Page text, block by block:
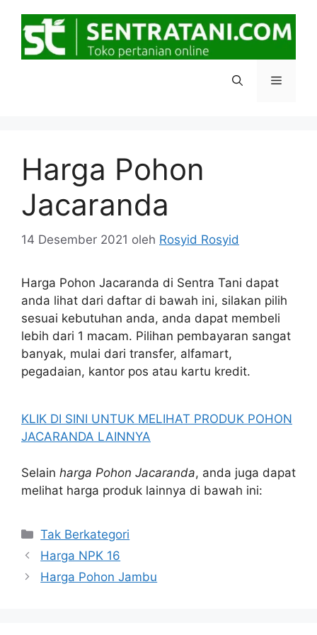
Menu
Harga Pohon
Jacaranda
14 Desember 2021 oleh Rosyid Rosyid
Harga Pohon Jacaranda di Sentra Tani dapat
anda lihat dari daftar di bawah ini, silakan pilih
sesuai kebutuhan anda, anda dapat membeli
lebih dari 1 macam. Pilihan pembayaran sangat
banyak, mulai dari transfer, alfamart,
pegadaian, kantor pos atau kartu kredit.
KLIK DI SINI UNTUK MELIHAT PRODUK POHON
JACARANDA LAINNYA
Selain harga Pohon Jacaranda, anda juga dapat
melihat harga produk lainnya di bawah ini:
Kategori
Tak Berkategori
Harga NPK 16
Harga Pohon Jambu